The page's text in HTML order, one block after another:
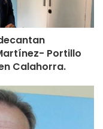
Portillo
Calahorra.